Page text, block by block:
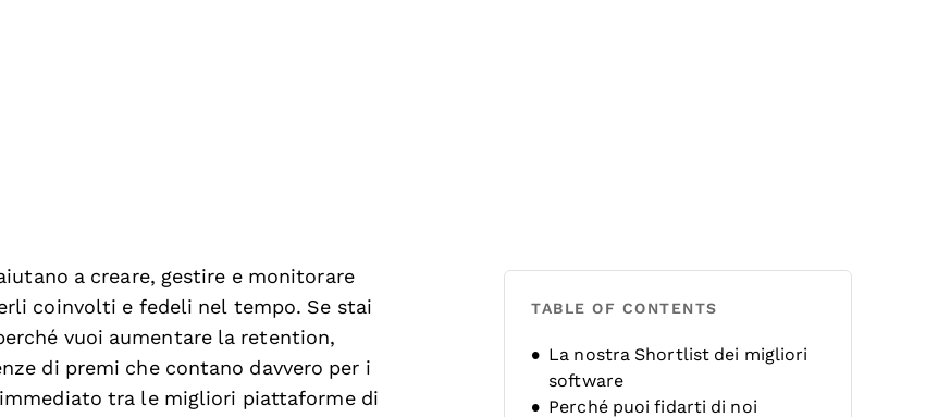
a creare, gestire e monitorare
coinvolti e fedeli nel tempo. Se stai
vuoi aumentare la retention,
di premi che contano davvero per i
tra le migliori piattaforme di
TABLE OF CONTENTS
La nostra Shortlist dei migliori
software
Perché puoi fidarti di noi